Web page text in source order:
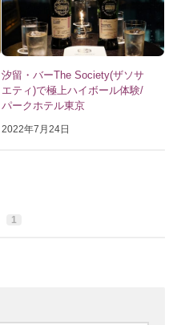
汐留・バーThe Society(ザソサ
エティ)で極上ハイボール体験/
パークホテル東京
2022年7月24日
1